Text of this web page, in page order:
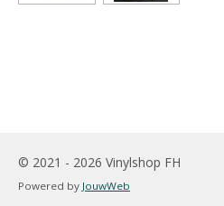
© 2021 - 2026 Vinylshop FH
Powered by JouwWeb